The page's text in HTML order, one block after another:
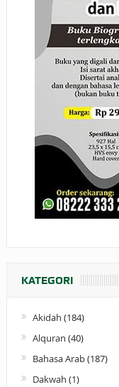
KATEGORI
Akidah (184)
Alquran (40)
Bahasa Arab(187)
Dakwah (1)